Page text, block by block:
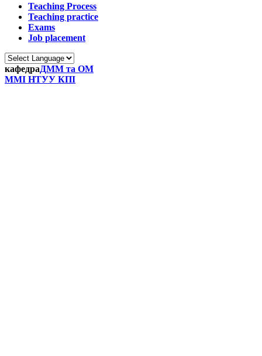
Teaching Process
Teaching practice
Exams
Job placement
кафедраДММ та ОМ
ММІ НТУУ КПІ